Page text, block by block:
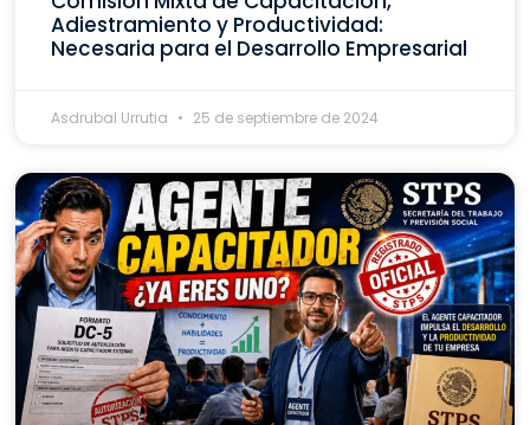
Adiestramiento y Productividad:
Necesaria para el Desarrollo Empresarial
Asdrubal Urrutia 25 de septiembre de 2024